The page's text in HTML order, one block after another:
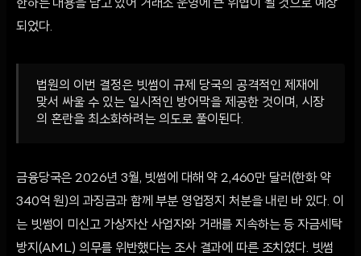
한하는 내용을 담고 있어 거래소 운영에 큰 위협이 될 것으로 예상
되었다.
법원의 이번 결정은 빗썸이 규제 당국의 공격적인 제재에
맞서 싸울 수 있는 일시적인 방어막을 제공한 것이며, 시장
의 혼란을 최소화하려는 의도로 풀이된다.
금융당국은 2026년 3월, 빗썸에 대해 약 2,460만 달러(한화 약
340억 원)의 과징금과 함께 부분 영업정지 처분을 내린 바 있다. 이
는 빗썸이 미신고 가상자산 사업자와 거래를 지속하는 등 자금세탁
방지(AML) 의무를 위반했다는 조사 결과에 따른 조치였다. 빗썸